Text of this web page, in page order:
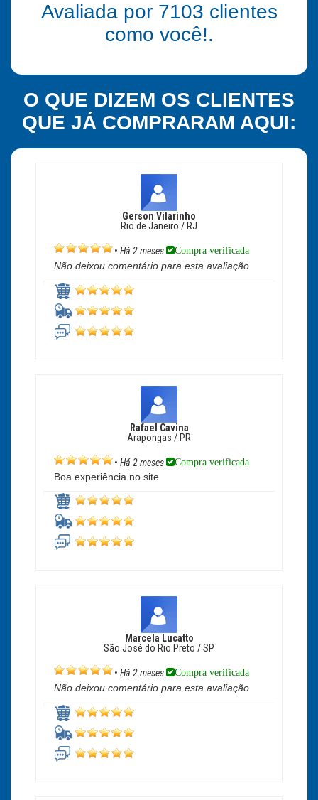
Avaliada por 7103 clientes
como você!.
O QUE DIZEM OS CLIENTES
QUE JÁ COMPRARAM AQUI:
Gerson Vilarinho
Rio de Janeiro / RJ
• Há 2 meses Compra verificada
Não deixou comentário para esta avaliação
Rafael Cavina
Arapongas / PR
• Há 2 meses Compra verificada
Boa experiência no site
Marcela Lucatto
São José do Rio Preto / SP
• Há 2 meses Compra verificada
Não deixou comentário para esta avaliação